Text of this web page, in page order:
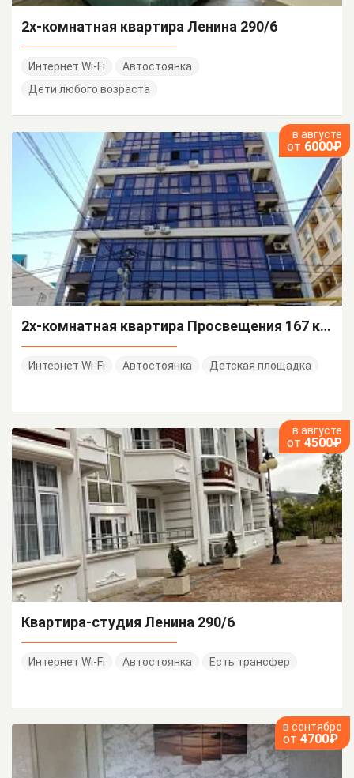
2х-комнатная квартира Ленина 290/6
Интернет Wi-Fi
Автостоянка
Дети любого возраста
в августе
от 6000₽
2х-комнатная квартира Просвещения 167 кв 96
Интернет Wi-Fi Автостоянка Детская площадка
в августе
от 4500₽
Квартира-студия Ленина 290/6
Интернет Wi-Fi Автостоянка Есть трансфер
в сентябре
от 4700₽